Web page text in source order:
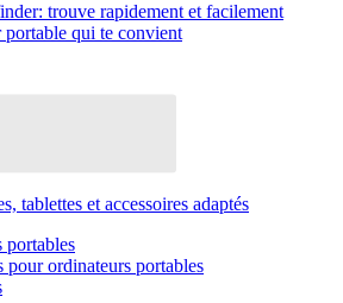
trouve rapidement et facilement
portable qui te convient
tablettes et accessoires adaptés
portables
pour ordinateurs portables